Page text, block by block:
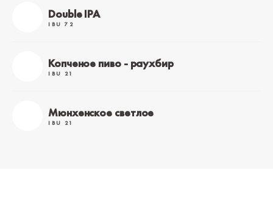
Double IPA
IBU 72
Копченое пиво - раухбир
IBU 21
Мюнхенское светлое
IBU 21